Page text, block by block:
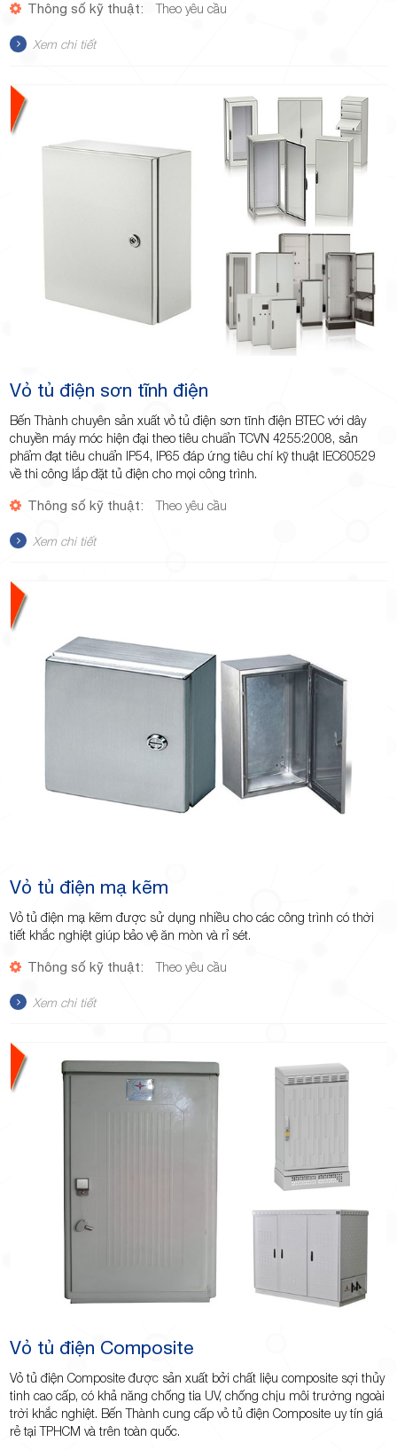
Hiệp Phú,
TP.Thủ
Đức,
TP.HCM
Thông số kỹ thuật: Theo yêu cầu
Xem chi tiết
Vỏ tủ điện sơn tĩnh điện
Bến Thành chuyên sản xuất vỏ tủ điện sơn tĩnh điện BTEC với dây
chuyền máy móc hiện đại theo tiêu chuẩn TCVN 4255:2008, sản
phẩm đạt tiêu chuẩn IP54, IP65 đáp ứng tiêu chí kỹ thuật IEC60529
về thi công lắp đặt tủ điện cho mọi công trình.
Thông số kỹ thuật: Theo yêu cầu
Xem chi tiết
Vỏ tủ điện mạ kẽm
Vỏ tủ điện mạ kẽm được sử dụng nhiều cho các công trình có thời
tiết khắc nghiệt giúp bảo vệ ăn mòn và rỉ sét.
Thông số kỹ thuật: Theo yêu cầu
Xem chi tiết
Vỏ tủ điện Composite
Vỏ tủ điện Composite được sản xuất bởi chất liệu composite sợi thủy
tinh cao cấp, có khả năng chống tia UV, chống chịu môi trường ngoài
trời khắc nghiệt. Bến Thành cung cấp vỏ tủ điện Composite uy tín giá
rẻ tại TPHCM và trên toàn quốc.